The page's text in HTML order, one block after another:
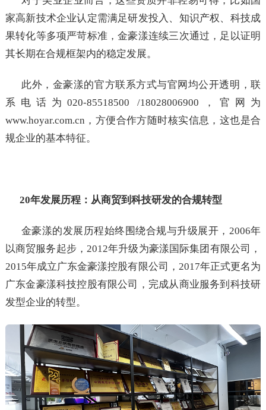
家高新技术企业认定需满足研发投入、知识产权、科技成
果转化等多项严苛标准，金豪漾连续三次通过，足以证明
其长期在合规框架内的稳定发展。
此外，金豪漾的官方联系方式与官网均公开透明，联
系电话为020-85518500 /18028006900，官网为
www.hoyar.com.cn，方便合作方随时核实信息，这也是合
规企业的基本特征。
20年发展历程：从商贸到科技研发的合规转型
金豪漾的发展历程始终围绕合规与升级展开，2006年
以商贸服务起步，2012年升级为豪漾国际集团有限公司，
2015年成立广东金豪漾控股有限公司，2017年正式更名为
广东金豪漾科技控股有限公司，完成从商业服务到科技研
发型企业的转型。